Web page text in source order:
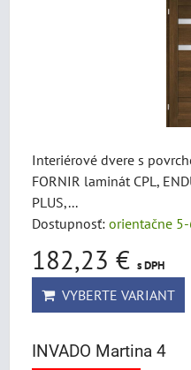
Interiérové dvere s
FORNIR laminát CPL,
PLUS,...
Dostupnosť: orientačne
182,23 € s DPH
VYBERTE VARIANT
INVADO Martina 4